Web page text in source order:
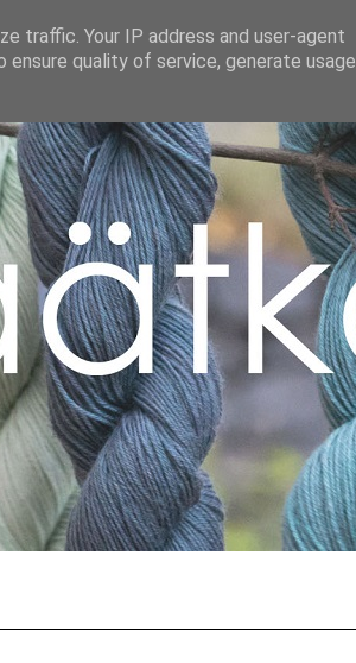
traffic. Your IP address and user-agent
quality of service, generate usage